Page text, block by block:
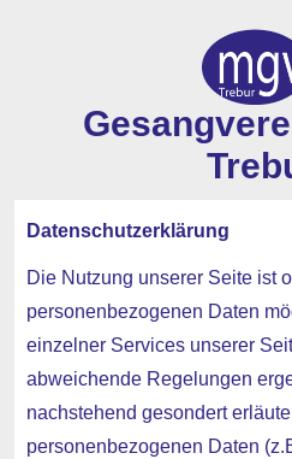
Datenschutzerklärung
Die Nutzung unserer Seite ist
personenbezogenen Daten
einzelner Services unserer
abweichende Regelungen
nachstehend gesondert
personenbezogenen Daten